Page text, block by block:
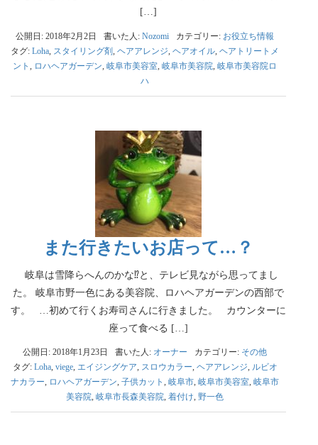
[…]
公開日: 2018年2月2日 書いた人: Nozomi カテゴリー: お役立ち情報
タグ: Loha スタイリング剤 ヘアアレンジ ヘアオイル ヘアトリートメ
ント
ロハヘアガーデン 岐阜市美容室 岐阜市美容院 岐阜市美容院ロ
ハ
また行きたいお店って…？
岐阜は雪降らへんのかな⁉︎と、テレビ見ながら思ってまし
た。 岐阜市野一色にある美容院、ロハヘアガーデンの西部で
す。 …初めて行くお寿司さんに行きました。 カウンターに
座って食べる […]
公開日: 2018年1月23日 書いた人: オーナー カテゴリー: その他
タグ: Loha, viege, エイジングケア, スロウカラー, ヘアアレンジ, ルビオ
ナカラー, ロハヘアガーデン, 子供カット , 岐阜市, 岐阜市美容室, 岐阜市
美容院, 岐阜市長森美容院, 着付け, 野一色